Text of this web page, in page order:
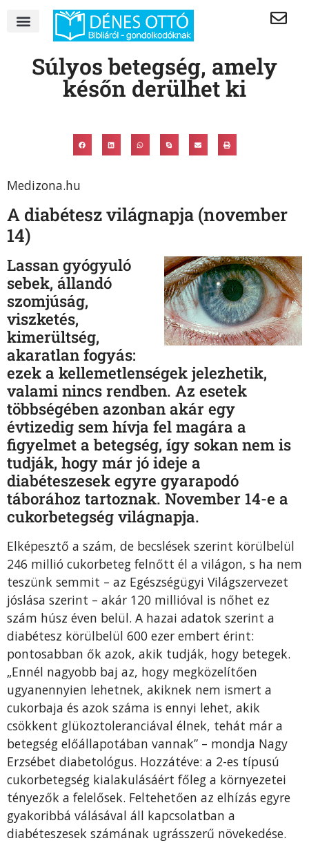
Súlyos betegség, amely
későn derülhet ki
Medizona.hu
A diabétesz világnapja (november
14)
Lassan gyógyuló
sebek, állandó
szomjúság,
viszketés,
kimerültség,
akaratlan fogyás:
ezek a kellemetlenségek jelezhetik,
valami nincs rendben. Az esetek
többségében azonban akár egy
évtizedig sem hívja fel magára a
figyelmet a betegség, így sokan nem is
tudják, hogy már jó ideje a
diabéteszesek egyre gyarapodó
táborához tartoznak. November 14-e a
cukorbetegség világnapja.
Elképesztő a szám, de becslések szerint körülbelül
246 millió cukorbeteg felnőtt él a világon, s ha nem
teszünk semmit – az Egészségügyi Világszervezet
jóslása szerint – akár 120 millióval is nőhet ez
szám húsz éven belül. A hazai adatok szerint a
diabétesz körülbelül 600 ezer embert érint:
pontosabban ők azok, akik tudják, hogy betegek.
„Ennél nagyobb baj az, hogy megközelítően
ugyanennyien lehetnek, akiknek nem ismert a
cukorbaja és azok száma is ennyi lehet, akik
csökkent glükoztoleranciával élnek, tehát már a
betegség előállapotában vannak” – mondja Nagy
Erzsébet diabetológus. Hozzátéve: a 2-es típusú
cukorbetegség kialakulásáért főleg a környezetei
tényezők a felelősek. Feltehetően az elhízás egyre
gyakoribbá válásával áll kapcsolatban a
diabéteszesek számának ugrásszerű növekedése.